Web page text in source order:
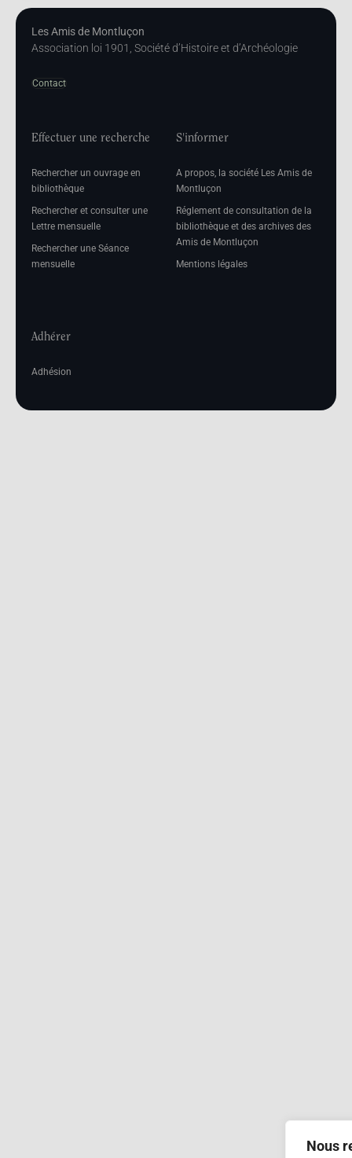
Nous
Les Amis de Montluçon
Association loi 1901, Société d’Histoire et d’Archéologie
Contact
Effectuer une recherche
Rechercher un ouvrage en
bibliothèque
Rechercher et consulter une
Lettre mensuelle
Rechercher une Séance
mensuelle
S'informer
A propos, la société Les Amis de
Montluçon
Réglement de consultation de la
bibliothèque et des archives des
Amis de Montluçon
Mentions légales
Adhérer
Adhésion